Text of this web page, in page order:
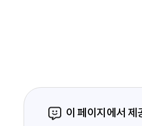
이 페이지에서 제